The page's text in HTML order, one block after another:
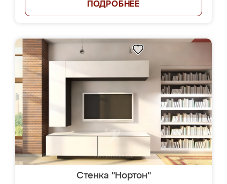
ПОДРОБНЕЕ
Стенка "Нортон"